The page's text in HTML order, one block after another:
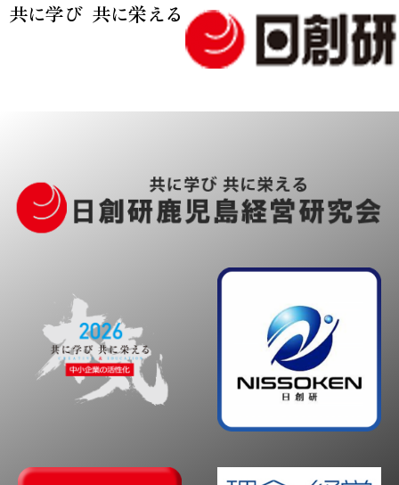
共に学び 共に栄える